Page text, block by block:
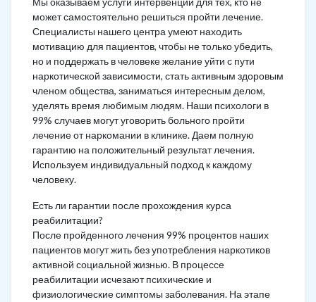
может самостоятельно решиться пройти лечение.
Специалисты нашего центра умеют находить
мотивацию для пациентов, чтобы не только убедить,
но и поддержать в человеке желание уйти с пути
наркотической зависимости, стать активным здоровым
членом общества, заниматься интересным делом,
уделять время любимым людям. Наши психологи в
99% случаев могут уговорить больного пройти
лечение от наркомании в клинике. Даем полную
гарантию на положительный результат лечения.
Используем индивидуальный подход к каждому
человеку.
Есть ли гарантии после прохождения курса
реабилитации?
После пройденного лечения 99% процентов наших
пациентов могут жить без употребления наркотиков
активной социальной жизнью. В процессе
реабилитации исчезают психические и
физиологические симптомы заболевания. На этапе